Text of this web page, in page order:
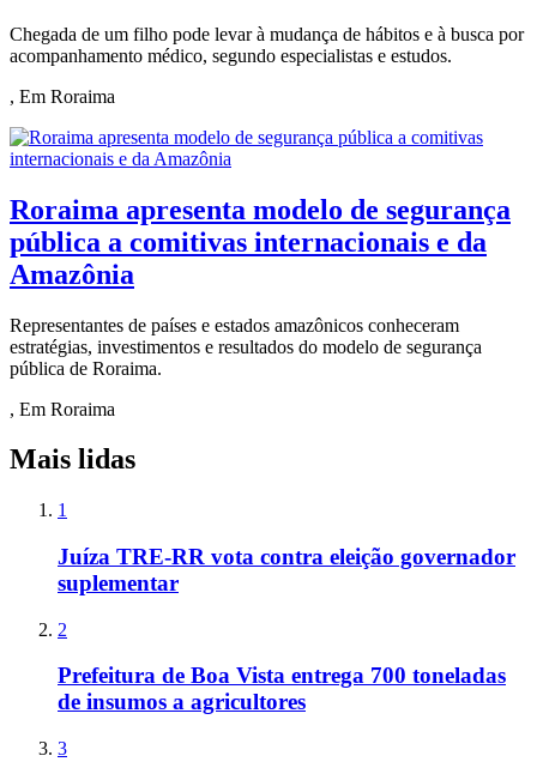
Chegada de um filho pode levar à mudança de hábitos e à busca por
acompanhamento médico, segundo especialistas e estudos.
, Em Roraima
Roraima apresenta modelo de segurança
pública a comitivas internacionais e da
Amazônia
Representantes de países e estados amazônicos conheceram
estratégias, investimentos e resultados do modelo de segurança
pública de Roraima.
, Em Roraima
Mais lidas
1
Juíza TRE-RR vota contra eleição governador
suplementar
2
Prefeitura de Boa Vista entrega 700 toneladas
de insumos a agricultores
3